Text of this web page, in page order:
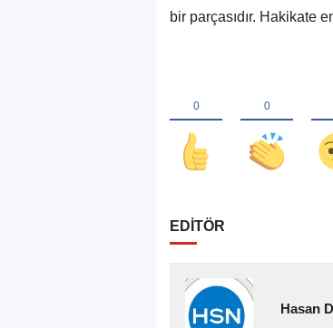
bir parçasıdır. Hakikate
EDİTÖR
Hasan